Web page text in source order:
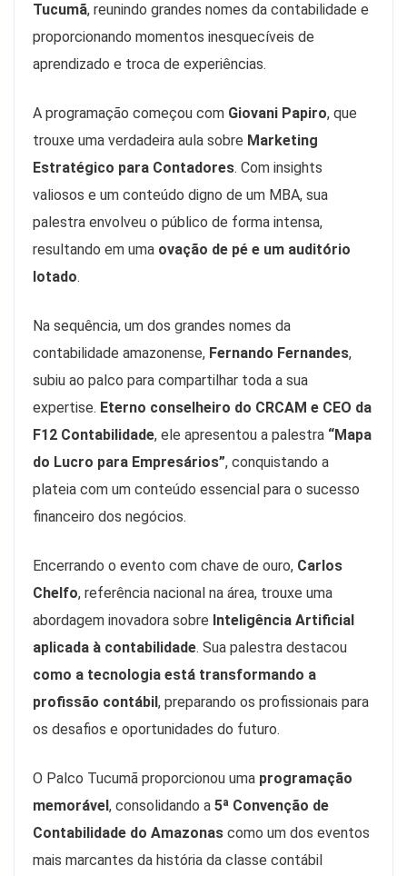
Tucumã, reunindo grandes nomes da contabilidade e
proporcionando momentos inesquecíveis de
aprendizado e troca de experiências.
A programação começou com Giovani Papiro, que
trouxe uma verdadeira aula sobre Marketing
Estratégico para Contadores. Com insights
valiosos e um conteúdo digno de um MBA, sua
palestra envolveu o público de forma intensa,
resultando em uma ovação de pé e um auditório
lotado.
Na sequência, um dos grandes nomes da
contabilidade amazonense, Fernando Fernandes,
subiu ao palco para compartilhar toda a sua
expertise. Eterno conselheiro do CRCAM e CEO da
F12 Contabilidade, ele apresentou a palestra “Mapa
do Lucro para Empresários”, conquistando a
plateia com um conteúdo essencial para o sucesso
financeiro dos negócios.
Encerrando o evento com chave de ouro, Carlos
Chelfo, referência nacional na área, trouxe uma
abordagem inovadora sobre Inteligência Artificial
aplicada à contabilidade. Sua palestra destacou
como a tecnologia está transformando a
profissão contábil, preparando os profissionais para
os desafios e oportunidades do futuro.
O Palco Tucumã proporcionou uma programação
memorável, consolidando a 5ª Convenção de
Contabilidade do Amazonas como um dos eventos
mais marcantes da história da classe contábil